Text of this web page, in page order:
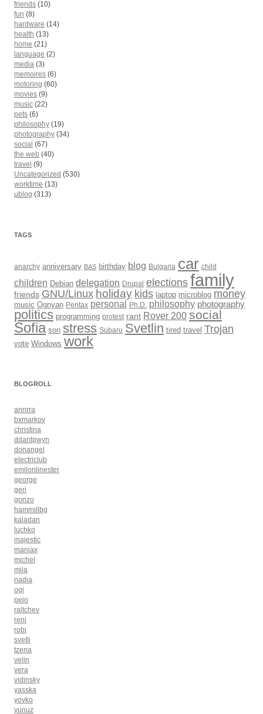
friends (10)
fun (8)
hardware (14)
health (13)
home (21)
language (2)
media (3)
memoires (6)
motoring (60)
movies (9)
music (22)
pets (6)
philosophy (19)
photography (34)
social (67)
the web (40)
travel (9)
Uncategorized (530)
worktime (13)
µblog (313)
TAGS
anarchy anniversary BAS birthday blog Bulgaria car child
children Debian delegation Drupal elections family
friends GNU/Linux holiday kids laptop microblog money
music Ognyan Pentax personal Ph.D. philosophy photography
politics programming protest rant Rover 200 social
Sofia son stress Subaru Svetlin tired travel Trojan
vote Windows work
BLOGROLL
annrra
bxmarkov
christina
ddantgwyn
donangel
electriclub
emilonlinester
george
geri
gonzo
hammillbg
kaladan
luchko
majestic
maniax
michel
mila
nadia
ogi
peio
raltchev
reni
robi
svetli
tzena
velin
vera
vidinsky
yasska
yovko
yunuz